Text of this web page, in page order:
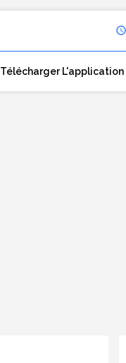
Télécharger L'application